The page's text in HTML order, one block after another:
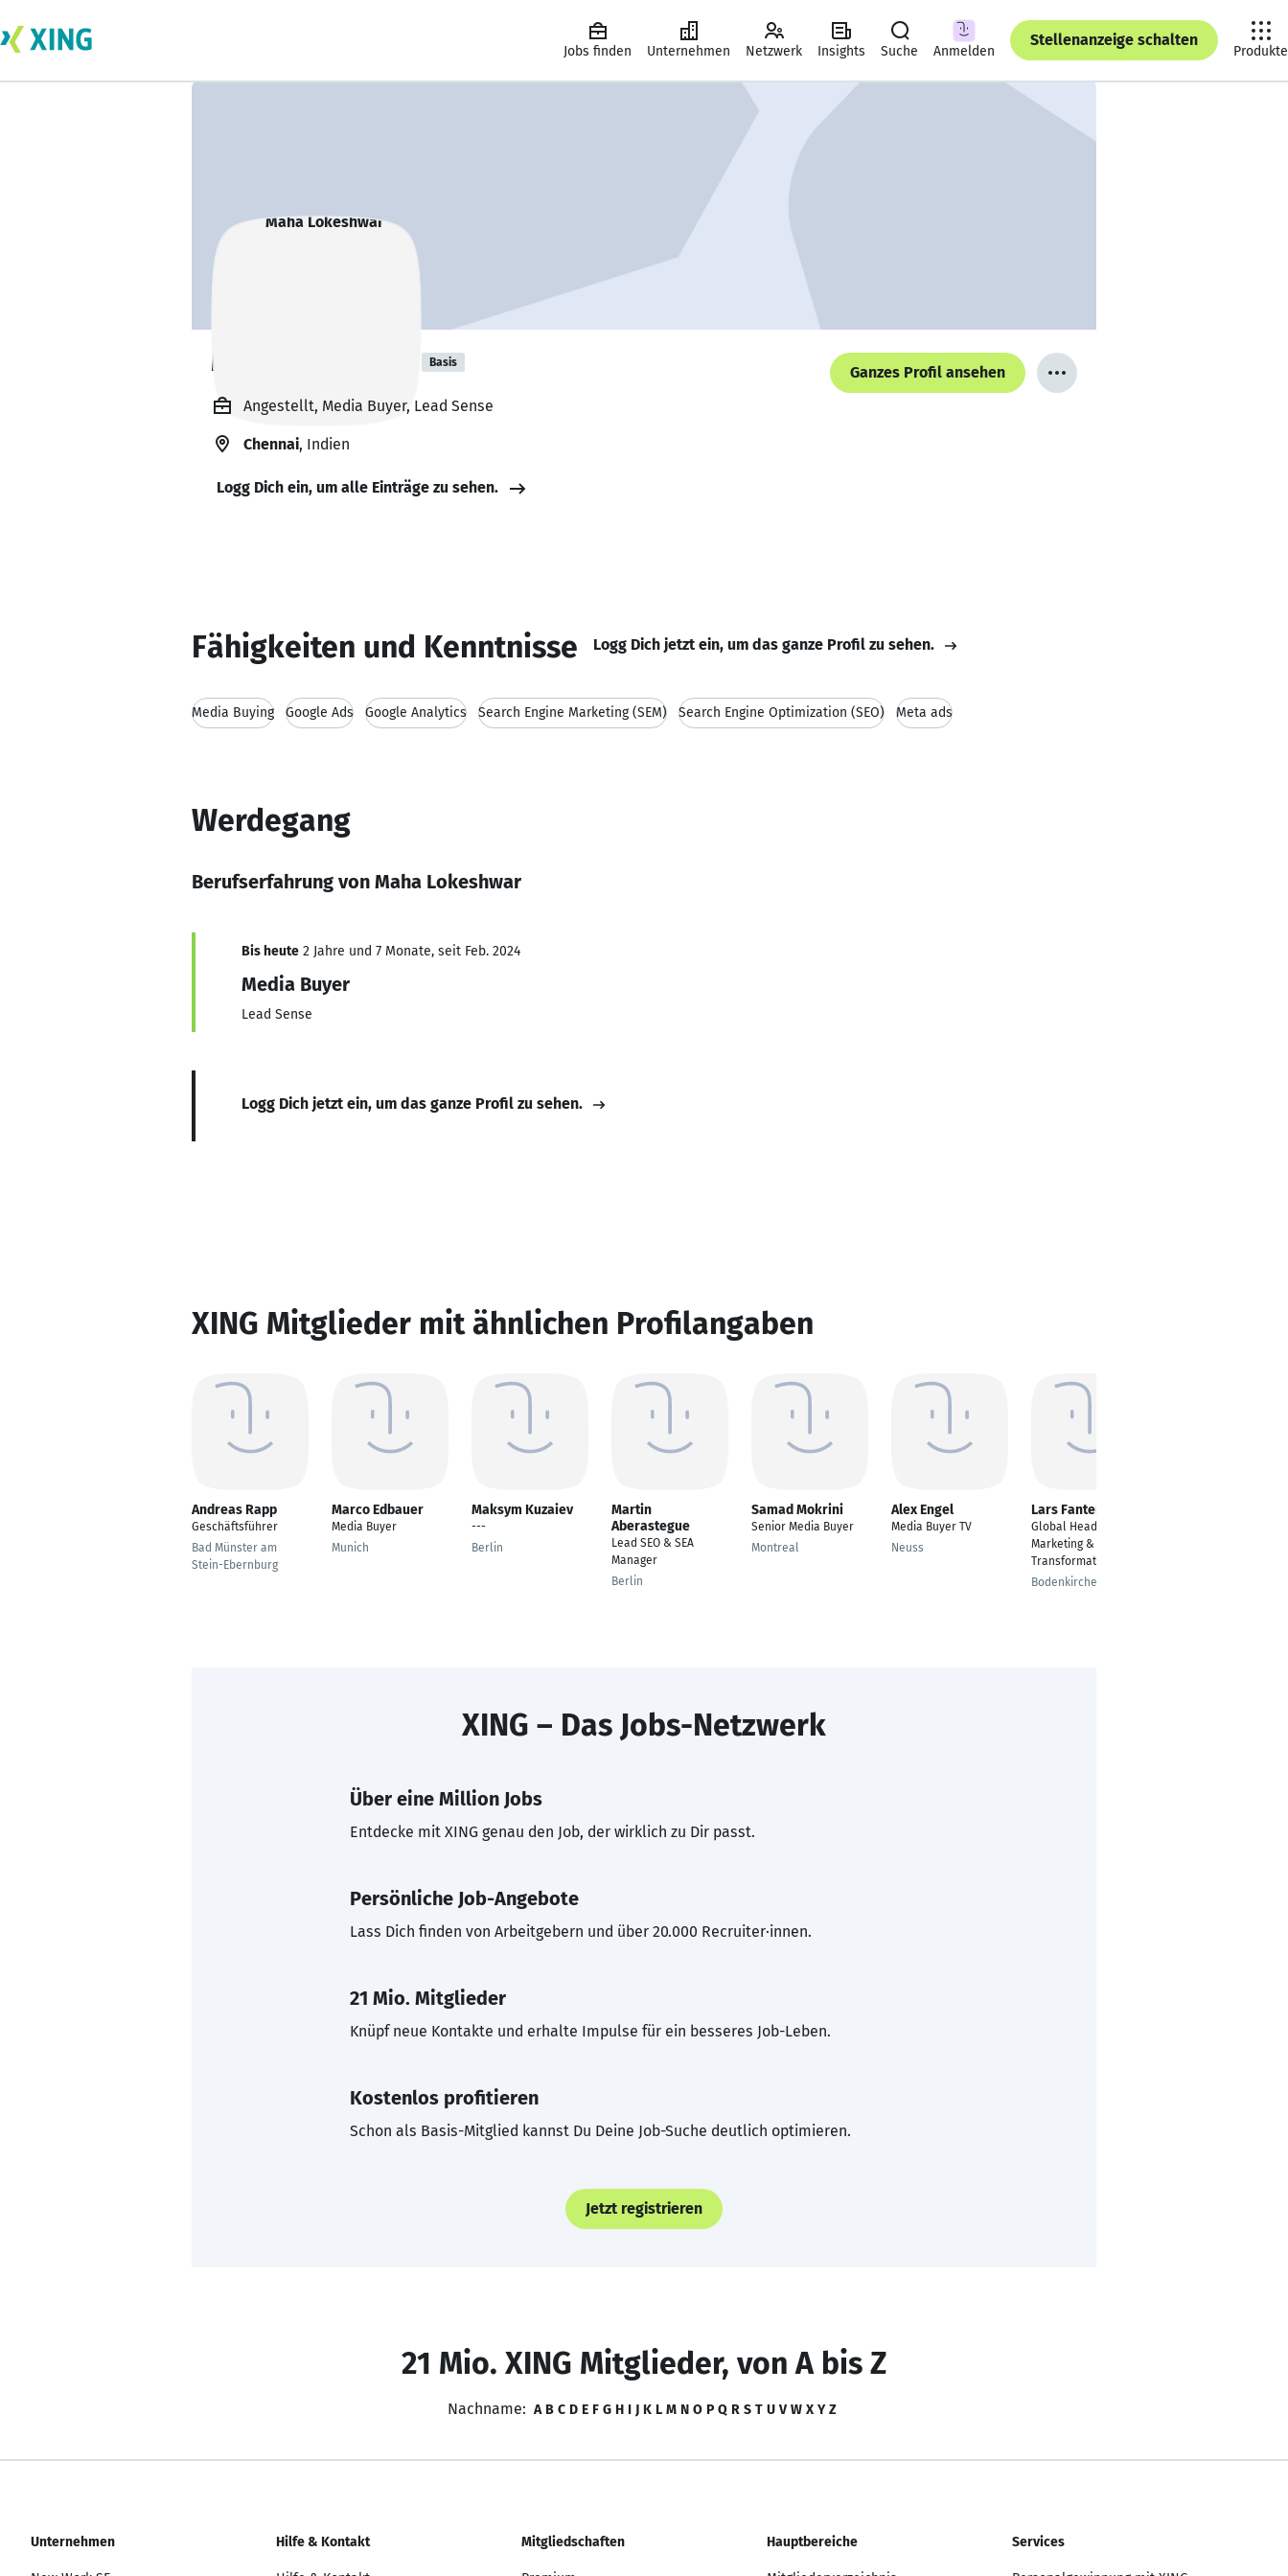
Jobs finden Unternehmen Netzwerk Insights Suche Anmelden
Stellenanzeige schalten
Produkte
Maha Lokeshwar Basis
Ganzes Profil ansehen
Angestellt, Media Buyer, Lead Sense
Chennai, Indien
Logg Dich ein, um alle Einträge zu sehen.
Fähigkeiten und Kenntnisse Logg Dich jetzt ein, um das ganze Profil zu sehen.
Media Buying Google Ads Google Analytics Search Engine Marketing (SEM) Search Engine Optimization (SEO) Meta ads
Werdegang
Berufserfahrung von Maha Lokeshwar
Bis heute 2 Jahre und 7 Monate, seit Feb. 2024
Media Buyer
Lead Sense
Logg Dich jetzt ein, um das ganze Profil zu sehen.
XING Mitglieder mit ähnlichen Profilangaben
Andreas Rapp
Geschäftsführer
Bad Münster am
Stein-Ebernburg
Marco Edbauer
Media Buyer
Munich
Maksym Kuzaiev
---
Berlin
Martin
Aberastegue
Lead SEO & SEA
Manager
Berlin
Samad Mokrini
Senior Media Buyer
Montreal
Alex Engel
Media Buyer TV
Neuss
Lars Fanter
Global Head of Digital
Marketing &
Transformation
Bodenkirchen
XING – Das Jobs-Netzwerk
Über eine Million Jobs
Entdecke mit XING genau den Job, der wirklich zu Dir passt.
Persönliche Job-Angebote
Lass Dich finden von Arbeitgebern und über 20.000 Recruiter·innen.
21 Mio. Mitglieder
Knüpf neue Kontakte und erhalte Impulse für ein besseres Job-Leben.
Kostenlos profitieren
Schon als Basis-Mitglied kannst Du Deine Job-Suche deutlich optimieren.
Jetzt registrieren
21 Mio. XING Mitglieder, von A bis Z
Nachname: A B C D E F G H I J K L M N O P Q R S T U V W X Y Z
Unternehmen Hilfe & Kontakt Mitgliedschaften Hauptbereiche Services